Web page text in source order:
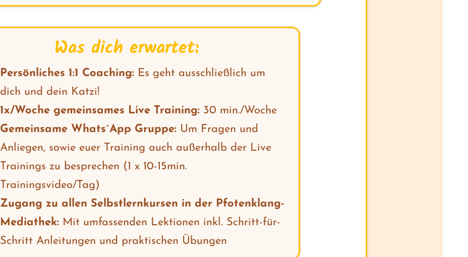
Was dich erwartet:
Persönliches 1:1 Coaching: Es geht ausschließlich um
dich und dein Katzi!
1x/Woche gemeinsames Live Training: 30 min./Woche
Gemeinsame Whats´App Gruppe: Um Fragen und
Anliegen, sowie euer Training auch außerhalb der Live
Trainings zu besprechen (1 x 10-15min.
Trainingsvideo/Tag)
Zugang zu allen Selbstlernkursen in der Pfotenklang-
Mediathek: Mit umfassenden Lektionen inkl. Schritt-für-
Schritt Anleitungen und praktischen Übungen